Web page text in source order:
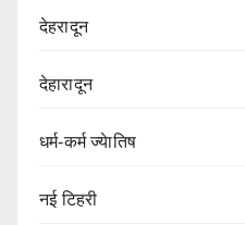
देहरादून
देहारादून
धर्म-कर्म ज्येातिष
नई टिहरी